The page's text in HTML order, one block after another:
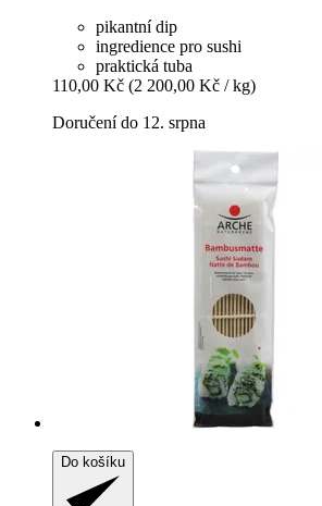
pikantní dip
ingredience pro sushi
praktická tuba
110,00 Kč (2 200,00 Kč / kg)
Doručení do 12. srpna
Do košíku